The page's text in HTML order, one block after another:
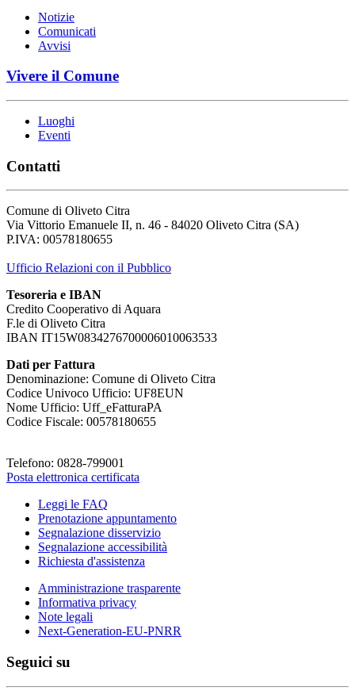
Notizie
Comunicati
Avvisi
Vivere il Comune
Luoghi
Eventi
Contatti
Comune di Oliveto Citra
Via Vittorio Emanuele II, n. 46 - 84020 Oliveto Citra (SA)
P.IVA: 00578180655
Ufficio Relazioni con il Pubblico
Tesoreria e IBAN
Credito Cooperativo di Aquara
F.le di Oliveto Citra
IBAN IT15W0834276700006010063533
Dati per Fattura
Denominazione: Comune di Oliveto Citra
Codice Univoco Ufficio: UF8EUN
Nome Ufficio: Uff_eFatturaPA
Codice Fiscale: 00578180655
Telefono: 0828-799001
Posta elettronica certificata
Leggi le FAQ
Prenotazione appuntamento
Segnalazione disservizio
Segnalazione accessibilità
Richiesta d'assistenza
Amministrazione trasparente
Informativa privacy
Note legali
Next-Generation-EU-PNRR
Seguici su